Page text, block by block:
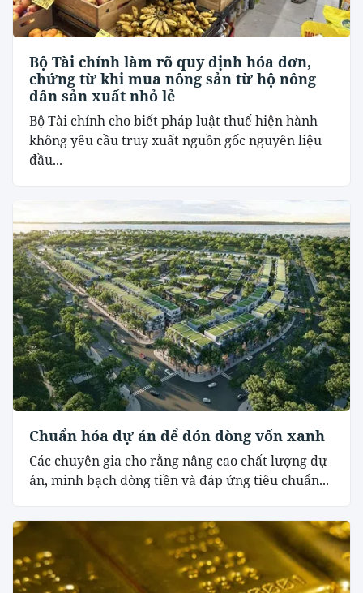
Bộ Tài chính làm rõ quy định hóa đơn,
chứng từ khi mua nông sản từ hộ nông
dân sản xuất nhỏ lẻ
Bộ Tài chính cho biết pháp luật thuế hiện hành
không yêu cầu truy xuất nguồn gốc nguyên liệu
đầu...
Chuẩn hóa dự án để đón dòng vốn xanh
Các chuyên gia cho rằng nâng cao chất lượng dự
án, minh bạch dòng tiền và đáp ứng tiêu chuẩn...